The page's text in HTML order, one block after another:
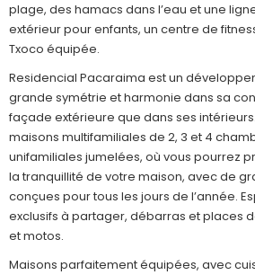
plage, des hamacs dans l’eau et une
extérieur pour enfants, un centre de
Txoco équipée.
Residencial Pacaraima est un
grande symétrie et harmonie dans sa
façade extérieure que dans ses
maisons multifamiliales de 2, 3 et 4
unifamiliales jumelées, où vous pourrez
la tranquillité de votre maison, avec de
conçues pour tous les jours de l’année.
exclusifs à partager, débarras et places
et motos.
Maisons parfaitement équipées, avec